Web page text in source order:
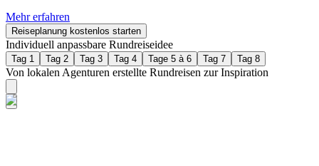
Mehr erfahren
Reiseplanung kostenlos starten
Individuell anpassbare Rundreiseidee
Tag 1 Tag 2 Tag 3 Tag 4 Tage 5 à 6 Tag 7 Tag 8
Von lokalen Agenturen erstellte Rundreisen zur Inspiration